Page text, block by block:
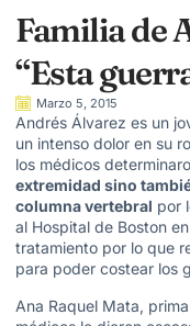
Familia de
“Esta
Marzo 5, 2015
Andrés Álvarez es un
un intenso dolor en su
los médicos
extremidad sino
columna vertebral por
al Hospital de Boston
tratamiento por lo que
para poder costear los
Ana Raquel Mata,